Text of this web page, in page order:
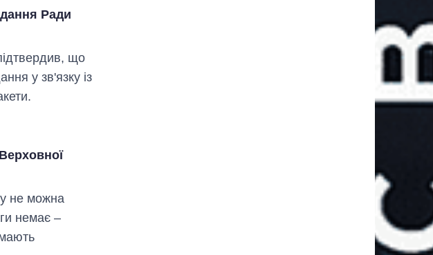
Ради
що
у зв'язку із
не можна
немає –